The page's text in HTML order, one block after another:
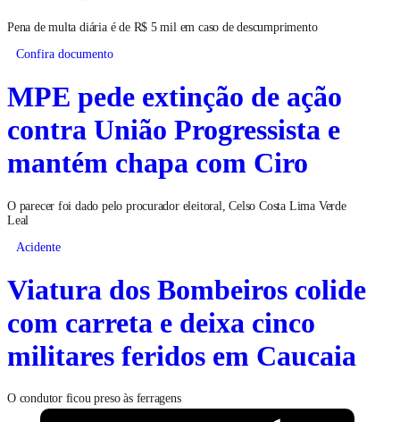
Pena de multa diária é de R$ 5 mil em caso de descumprimento
Confira documento
MPE pede extinção de ação
contra União Progressista e
mantém chapa com Ciro
O parecer foi dado pelo procurador eleitoral, Celso Costa Lima Verde
Leal
Acidente
Viatura dos Bombeiros colide
com carreta e deixa cinco
militares feridos em Caucaia
O condutor ficou preso às ferragens